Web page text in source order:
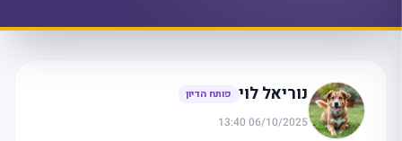
נוריאל לוי פותח הדיון
06/10/2025 13:40